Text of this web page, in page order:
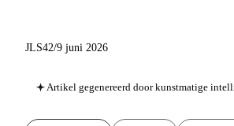
JLS42/9 juni 2026
Artikel gegenereerd door kunstmatige